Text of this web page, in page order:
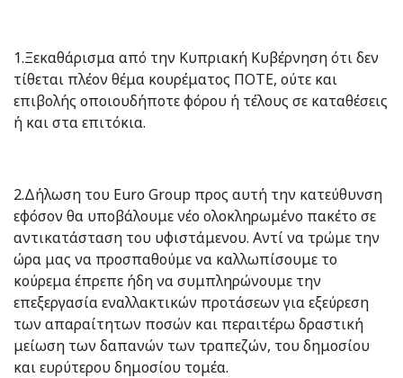
1.Ξεκαθάρισμα από την Κυπριακή Κυβέρνηση ότι δεν
τίθεται πλέον θέμα κουρέματος ΠΟΤΕ, ούτε και
επιβολής οποιουδήποτε φόρου ή τέλους σε καταθέσεις
ή και στα επιτόκια.
2.Δήλωση του Euro Group προς αυτή την κατεύθυνση
εφόσον θα υποβάλουμε νέο ολοκληρωμένο πακέτο σε
αντικατάσταση του υφιστάμενου. Αντί να τρώμε την
ώρα μας να προσπαθούμε να καλλωπίσουμε το
κούρεμα έπρεπε ήδη να συμπληρώνουμε την
επεξεργασία εναλλακτικών προτάσεων για εξεύρεση
των απαραίτητων ποσών και περαιτέρω δραστική
μείωση των δαπανών των τραπεζών, του δημοσίου
και ευρύτερου δημοσίου τομέα.